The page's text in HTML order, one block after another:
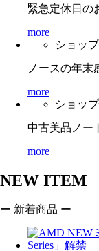
緊急定休日の
more
ショッ
ノースの年末
more
ショッ
中古美品ノー
more
NEW ITEM
ー 新着商品 ー